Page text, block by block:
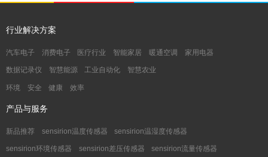
行业解决方案
汽车电子 消费电子 医疗行业 智能家居 暖通空调 家用电器
数据记录仪 智慧能源 工业自动化 智慧农业
环境 安全 健康 效率
产品与服务
新品推荐 sensirion温度传感器 sensirion温湿度传感器
sensirion环境传感器 sensirion差压传感器 sensirion流量传感器